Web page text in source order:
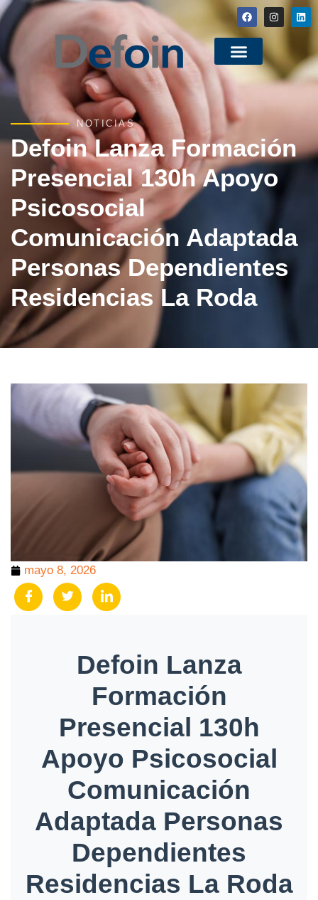
NOTICIAS
Defoin Lanza Formación
Presencial 130h Apoyo
Psicosocial
Comunicación Adaptada
Personas Dependientes
Residencias La Roda
mayo 8, 2026
Defoin Lanza
Formación
Presencial 130h
Apoyo Psicosocial
Comunicación
Adaptada Personas
Dependientes
Residencias La Roda